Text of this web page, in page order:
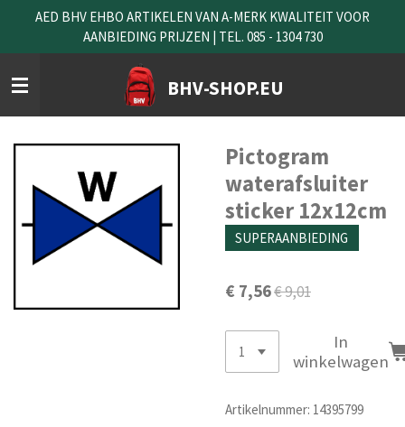
naar
de
hoofdinhoud
BHV-SHOP.EU
AED BHV EHBO ARTIKELEN VAN A-MERK KWALITEIT VOOR
AANBIEDING PRIJZEN | TEL. 085 - 1304 730
Pictogram
waterafsluiter
sticker 12x12cm
SUPERAANBIEDING
€ 7,56€ 9,01
In
winkelwagen
Artikelnummer: 14395799